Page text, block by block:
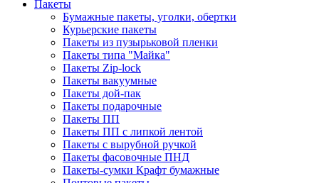
Пакеты
Бумажные пакеты, уголки, обертки
Курьерские пакеты
Пакеты из пузырьковой пленки
Пакеты типа "Майка"
Пакеты Zip-lock
Пакеты вакуумные
Пакеты дой-пак
Пакеты подарочные
Пакеты ПП
Пакеты ПП с липкой лентой
Пакеты с вырубной ручкой
Пакеты фасовочные ПНД
Пакеты-сумки Крафт бумажные